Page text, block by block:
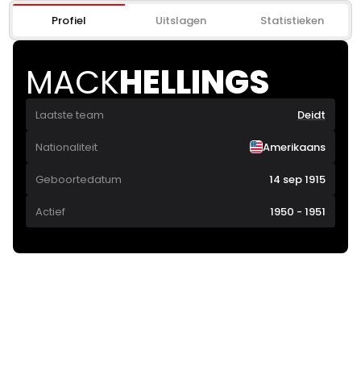
Profiel Uitslagen Statistieken
MACKHELLINGS
Laatste team Deidt
Nationaliteit Amerikaans
Geboortedatum 14 sep 1915
Actief 1950 - 1951